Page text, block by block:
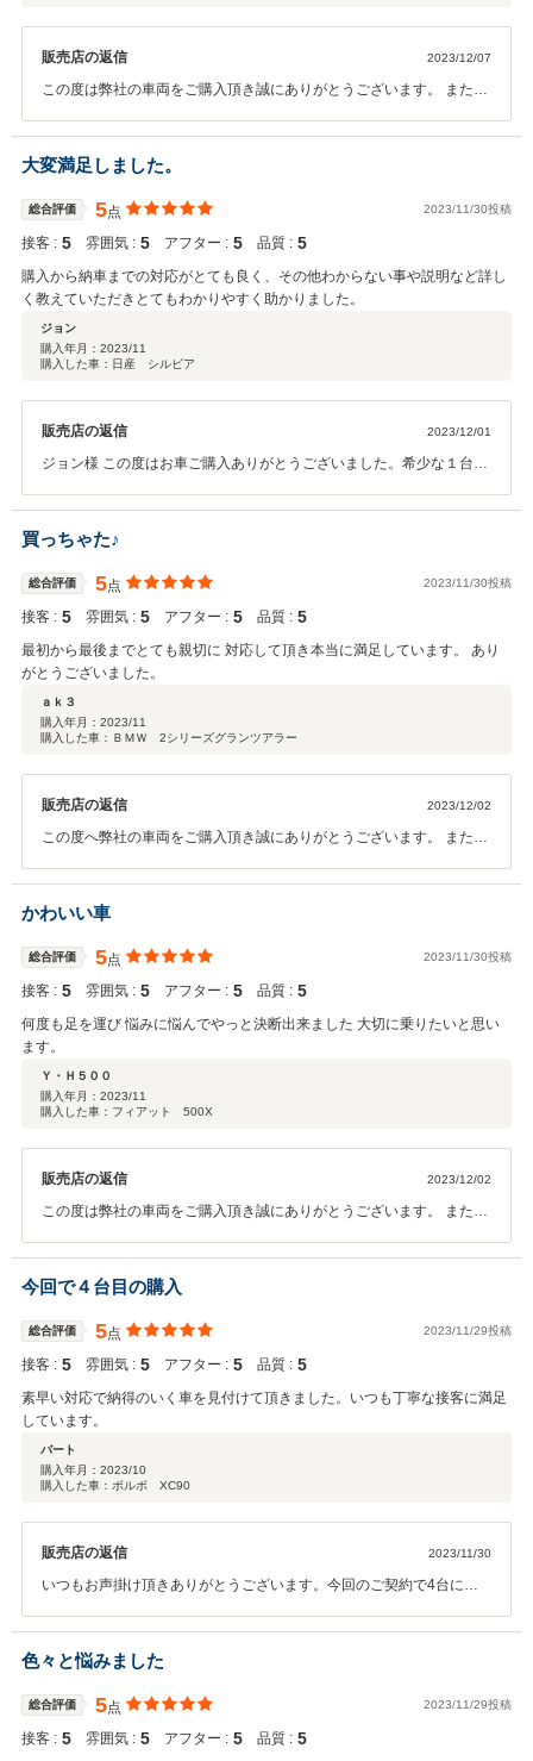
販売店の返信 2023/12/07
この度は弊社の車両をご購入頂き誠にありがとうございます。 また、
に使って頂ければと思います。 今後も宜しくお願いします。
大変満足しました。
総合評価 5点 2023/11/30投稿
接客 : 5 雰囲気 : 5 アフター : 5 品質 : 5
購入から納車までの対応がとても良く、その他わからない事や説明など詳し
く教えていただきとてもわかりやすく助かりました。
ジョン
購入年月： 2023/11
購入した車：日産 シルビア
販売店の返信 2023/12/01
ジョン様 この度はお車ご購入ありがとうございました。希少な１台が
た車両でテンション上がりました。大切にお乗りいただけたら何より
です。今後ともよろしくお願いいたします。
買っちゃた♪
総合評価 5点 2023/11/30投稿
接客 : 5 雰囲気 : 5 アフター : 5 品質 : 5
最初から最後までとても親切に 対応して頂き本当に満足しています。 あり
がとうございました。
ａｋ３
購入年月： 2023/11
購入した車：ＢＭＷ 2シリーズグランツアラー
販売店の返信 2023/12/02
この度へ弊社の車両をご購入頂き誠にありがとうございます。 またこ
切ることがないようにご対応させて頂ければとも思います。 お困りの
ことなど起きた際はお気軽にご相談くださいませ。
かわいい車
総合評価 5点 2023/11/30投稿
接客 : 5 雰囲気 : 5 アフター : 5 品質 : 5
何度も足を運び 悩みに悩んでやっと決断出来ました 大切に乗りたいと思い
ます。
Ｙ・Ｈ５００
購入年月： 2023/11
購入した車：フィアット 500X
販売店の返信 2023/12/02
この度は弊社の車両をご購入頂き誠にありがとうございます。 また、
ナンスでお任せ頂ければと思いますので 何かお困りのことが起きた際
はお気軽にお申しつけくださいませ。
今回で４台目の購入
総合評価 5点 2023/11/29投稿
接客 : 5 雰囲気 : 5 アフター : 5 品質 : 5
素早い対応で納得のいく車を見付けて頂きました。いつも丁寧な接客に満足
しています。
バート
購入年月： 2023/10
購入した車：ボルボ XC90
販売店の返信 2023/11/30
いつもお声掛け頂きありがとうございます。今回のご契約で4台にな
します。
色々と悩みました
総合評価 5点 2023/11/29投稿
接客 : 5 雰囲気 : 5 アフター : 5 品質 : 5